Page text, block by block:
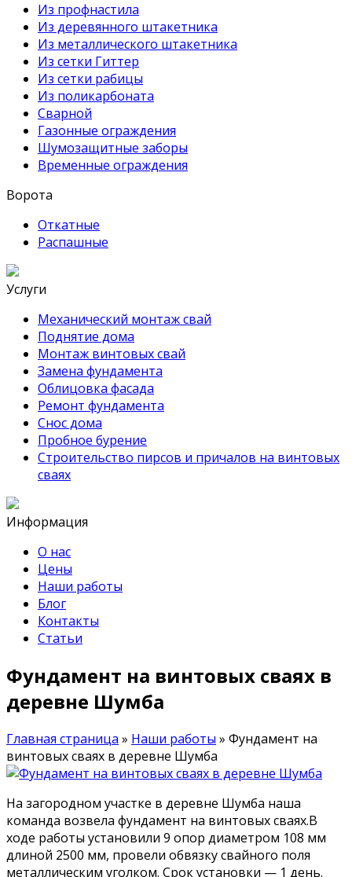
Из профнастила
Из деревянного штакетника
Из металлического штакетника
Из сетки Гиттер
Из сетки рабицы
Из поликарбоната
Сварной
Газонные ограждения
Шумозащитные заборы
Временные ограждения
Ворота
Откатные
Распашные
Услуги
Механический монтаж свай
Поднятие дома
Монтаж винтовых свай
Замена фундамента
Облицовка фасада
Ремонт фундамента
Снос дома
Пробное бурение
Строительство пирсов и причалов на винтовых
сваях
Информация
О нас
Цены
Наши работы
Блог
Контакты
Статьи
Фундамент на винтовых сваях в
деревне Шумба
Главная страница » Наши работы » Фундамент на
винтовых сваях в деревне Шумба
На загородном участке в деревне Шумба наша
команда возвела фундамент на винтовых сваях.В
ходе работы установили 9 опор диаметром 108 мм
длиной 2500 мм, провели обвязку свайного поля
металлическим уголком. Срок установки — 1 день.